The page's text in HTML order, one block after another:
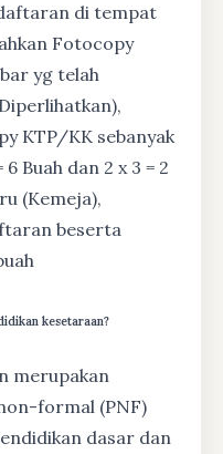
di tempat
Fotocopy
yg telah
KTP/KK sebanyak
Buah dan 2 x 3 = 2
(Kemeja),
beserta
kesetaraan?
merupakan
formal (PNF)
dasar dan